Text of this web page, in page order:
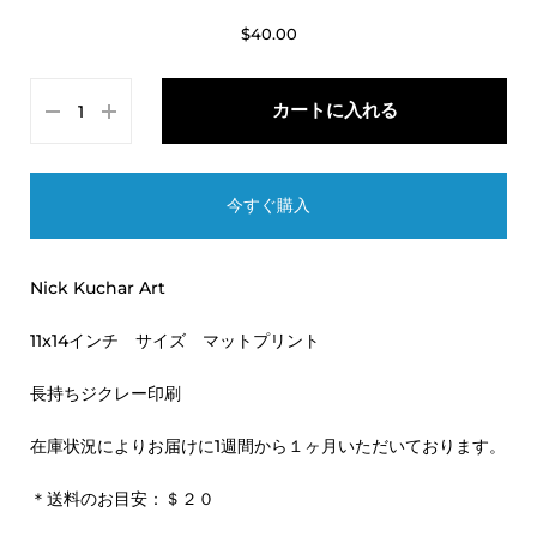
$40.00
カートに入れる
今すぐ購入
Nick Kuchar Art
11x14インチ サイズ マットプリント
長持ちジクレー印刷
在庫状況によりお届けに1週間から１ヶ月いただいております。
＊送料のお目安：＄２０